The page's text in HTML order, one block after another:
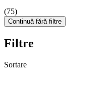
(75)
Continuă fără filtre
Filtre
Sortare